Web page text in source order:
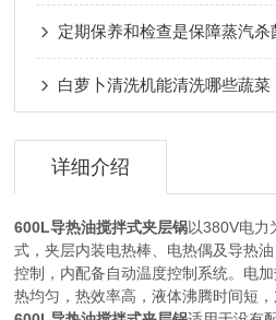
定期保养和检查是保障蒸汽
白萝卜清洗机能清洗哪些蔬菜
详细介绍
600L导热油搅拌式夹层锅以380V电力
式，夹层内装电热棒、电热偶及导热
控制，内配备自动温度控制系统。电
热均匀，热效率高，液体沸腾时间短